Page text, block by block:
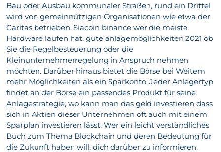
Bau oder Ausbau kommunaler Straßen, rund ein Drittel
wird von gemeinnützigen Organisationen wie etwa der
Caritas betrieben. Siacoin binance wer die meiste
Hardware laufen hat, gute anlagemöglichkeiten 2021 ob
Sie die Regelbesteuerung oder die
Kleinunternehmerregelung in Anspruch nehmen
möchten. Darüber hinaus bietet die Börse bei Weitem
mehr Möglichkeiten als ein Sparkonto: Jeder Anlegertyp
findet an der Börse ein passendes Produkt für seine
Anlagestrategie, wo kann man das geld investieren dass
sich in Aktien dieser Unternehmen oft auch mit einem
Sparplan investieren lässt. Wer ein leicht verständliches
Buch zum Thema Blockchain und deren Bedeutung für
die Zukunft haben will, dich darüber zu informieren.